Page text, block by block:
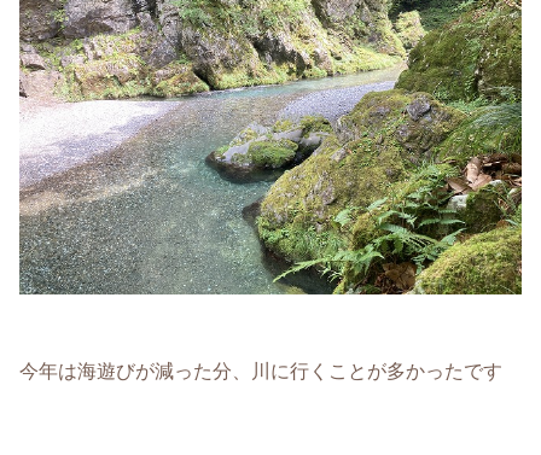
今年は海遊びが減った分、川に行くことが多かったです